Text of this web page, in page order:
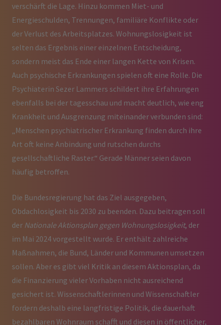
verschärft die Lage. Hinzu kommen Miet- und
Energieschulden, Trennungen, familiäre Konflikte oder
der Verlust des Arbeitsplatzes. Wohnungslosigkeit ist
selten das Ergebnis einer einzelnen Entscheidung,
sondern meist das Ende einer langen Kette von Krisen.
Auch psychische Erkrankungen spielen oft eine Rolle. Die
Psychiaterin Sezer Lammers schildert ihre Erfahrungen
ebenfalls bei der tagesschau und macht deutlich, wie eng
Krankheit und Ausgrenzung miteinander verbunden sind:
„Menschen psychiatrischer Erkrankung finden durch ihre
Art oft keine Anbindung und rutschen durchs
gesellschaftliche Raster.“ Gerade Männer seien davon
häufig betroffen.
Die Bundesregierung hat das Ziel ausgegeben,
Obdachlosigkeit bis 2030 zu beenden. Dazu beitragen soll
der Nationale Aktionsplan gegen Wohnungslosigkeit, der
im Mai 2024 vorgestellt wurde. Er enthält zahlreiche
Maßnahmen, die Bund, Länder und Kommunen umsetzen
sollen. Aber es gibt viel Kritik an diesem Aktionsplan, da
die Finanzierung vieler Vorhaben nicht ausreichend
gesichert ist. Wissenschaftlerinnen und Wissenschaftler
fordern deshalb eine langfristige Politik, die dauerhaft
bezahlbaren Wohnraum schafft und diesen in öffentlicher,